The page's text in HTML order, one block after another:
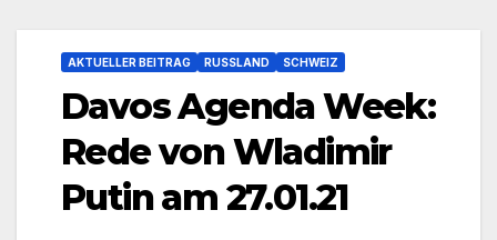
AKTUELLER BEITRAG RUSSLAND SCHWEIZ
Davos Agenda Week:
Rede von Wladimir
Putin am 27.01.21